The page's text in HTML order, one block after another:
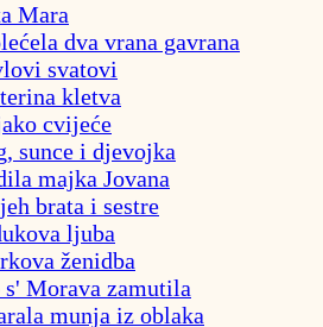
Mara
dva vrana gavrana
svatovi
kletva
cvijeće
sunce i djevojka
majka Jovana
brata i sestre
ljuba
ženidba
s' Morava zamutila
munja iz oblaka